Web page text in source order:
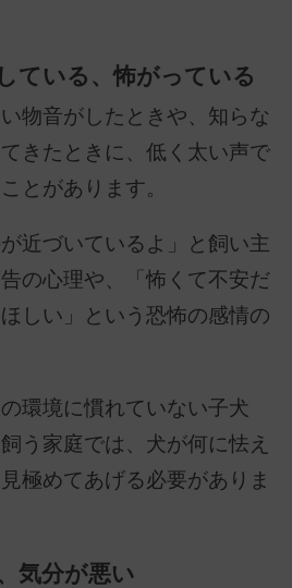
ている、怖がっている
物音がしたときや、知らな
きたときに、低く太い声で
とがあります。
近づいているよ」と飼い主
の心理や、「怖くて不安だ
しい」という恐怖の感情の
環境に慣れていない子犬
う家庭では、犬が何に怯え
極めてあげる必要がありま
気分が悪い